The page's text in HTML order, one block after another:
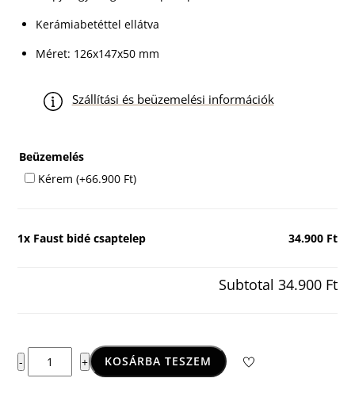
Kerámiabetéttel ellátva
Méret: 126x147x50 mm
Szállítási és beüzemelési információk
Beüzemelés
Kérem(+66.900 Ft)
1x Faust bidé csaptelep 34.900 Ft
Subtotal 34.900 Ft
-
Faust
bidé
+ KOSÁRBA TESZEM